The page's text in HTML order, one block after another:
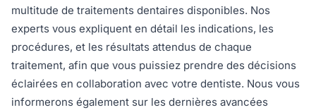
multitude de traitements dentaires disponibles. Nos
experts vous expliquent en détail les indications, les
procédures, et les résultats attendus de chaque
traitement, afin que vous puissiez prendre des décisions
éclairées en collaboration avec votre dentiste. Nous vous
informerons également sur les dernières avancées